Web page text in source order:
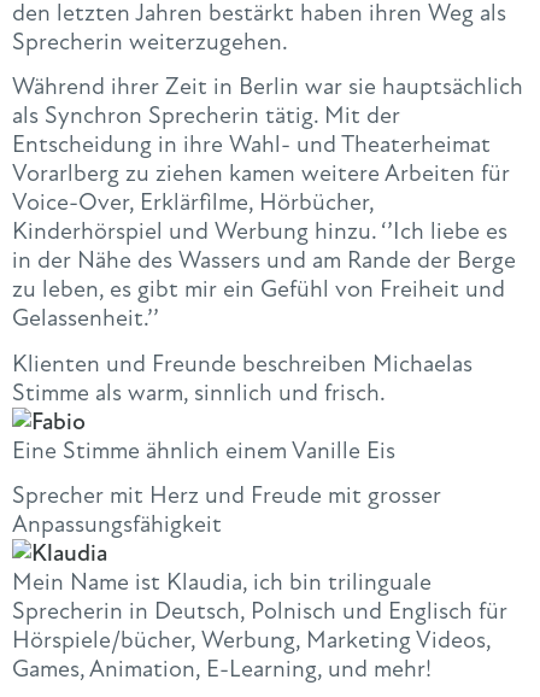
den letzten Jahren bestärkt haben ihren Weg als
Sprecherin weiterzugehen.
Während ihrer Zeit in Berlin war sie hauptsächlich
als Synchron Sprecherin tätig. Mit der
Entscheidung in ihre Wahl- und Theaterheimat
Vorarlberg zu ziehen kamen weitere Arbeiten für
Voice-Over, Erklärfilme, Hörbücher,
Kinderhörspiel und Werbung hinzu. ‘’Ich liebe es
in der Nähe des Wassers und am Rande der Berge
zu leben, es gibt mir ein Gefühl von Freiheit und
Gelassenheit.’’
Klienten und Freunde beschreiben Michaelas
Stimme als warm, sinnlich und frisch.
Eine Stimme ähnlich einem Vanille Eis
Sprecher mit Herz und Freude mit grosser
Anpassungsfähigkeit
Mein Name ist Klaudia, ich bin trilinguale
Sprecherin in Deutsch, Polnisch und Englisch für
Hörspiele/bücher, Werbung, Marketing Videos,
Games, Animation, E-Learning, und mehr!